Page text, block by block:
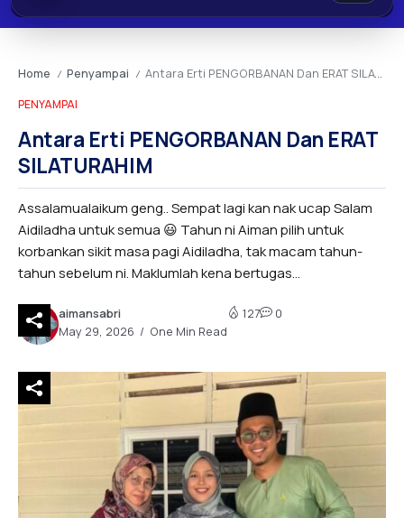
Home / Penyampai / Antara Erti PENGORBANAN Dan ERAT SILATURAHIM
PENYAMPAI
Antara Erti PENGORBANAN Dan ERAT
SILATURAHIM
Assalamualaikum geng.. Sempat lagi kan nak ucap Salam
Aidiladha untuk semua 😃 Tahun ni Aiman pilih untuk
korbankan sikit masa pagi Aidiladha, tak macam tahun-
tahun sebelum ni. Maklumlah kena bertugas...
aimansabri
May 29, 2026
One Min Read
127 0